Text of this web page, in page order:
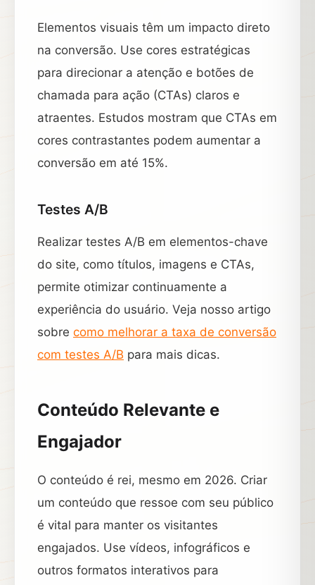
Elementos visuais têm um impacto direto
na conversão. Use cores estratégicas
para direcionar a atenção e botões de
chamada para ação (CTAs) claros e
atraentes. Estudos mostram que CTAs em
cores contrastantes podem aumentar a
conversão em até 15%.
Testes A/B
Realizar testes A/B em elementos-chave
do site, como títulos, imagens e CTAs,
permite otimizar continuamente a
experiência do usuário. Veja nosso artigo
sobre como melhorar a taxa de conversão
com testes A/B para mais dicas.
Conteúdo Relevante e
Engajador
O conteúdo é rei, mesmo em 2026. Criar
um conteúdo que ressoe com seu público
é vital para manter os visitantes
engajados. Use vídeos, infográficos e
outros formatos interativos para